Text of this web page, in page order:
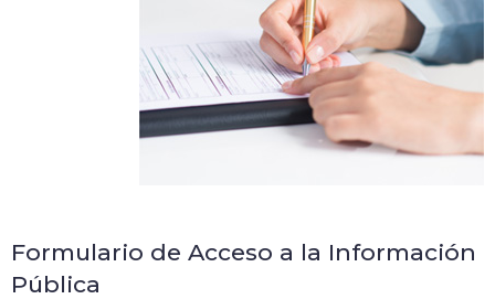
Formulario de Acceso a la Información
Pública